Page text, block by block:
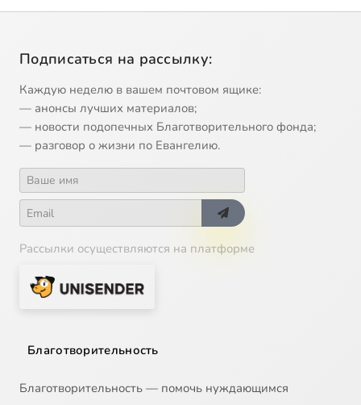
Подписаться на рассылку:
Каждую неделю в вашем почтовом ящике:
— анонсы лучших материалов;
— новости подопечных Благотворительного фонда;
— разговор о жизни по Евангелию.
Рассылки осуществляются на платформе
Благотворительность
Благотворительность — помочь нуждающимся